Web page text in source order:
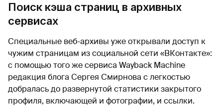
Поиск кэша страниц в архивных
сервисах
Специальные веб-архивы уже открывали доступ к
чужим страницам из социальной сети «ВКонтакте»:
с помощью того же сервиса Wayback Machine
редакция блога Сергея Смирнова с легкостью
добралась до развернутой статистики закрытого
профиля, включающей и фотографии, и ссылки.